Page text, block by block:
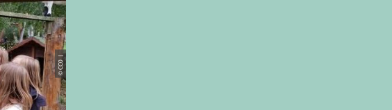
© CC0 |